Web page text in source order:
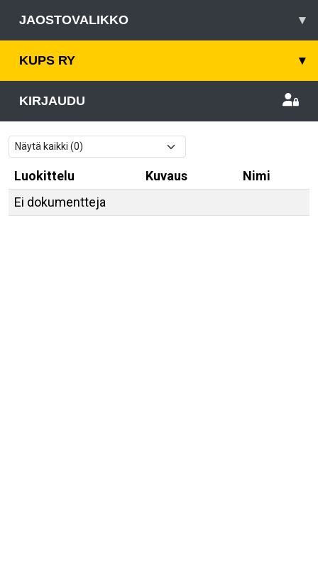
JAOSTOVALIKKO ▾
KUPS RY ▾
KIRJAUDU
Luokittelu Kuvaus
Nimi
Ei dokumentteja